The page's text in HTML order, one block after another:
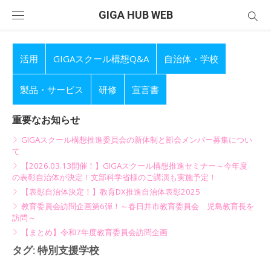
GIGA HUB WEB
活用 GIGAスクール構想Q&A 自治体・学校
製品・サービス 研修 宣言書
重要なお知らせ
GIGAスクール構想推進委員会の新体制と部会メンバー募集につい
て
【2026.03.13開催！】GIGAスクール構想推進セミナー～今年度
の表彰自治体が決定！文部科学省様のご講演も実施予定！
【表彰自治体決定！】教育DX推進自治体表彰2025
教育委員会訪問企画第6弾！～春日井市教育委員会 児島教育長を
訪問～
【まとめ】令和7年度教育委員会訪問企画
タグ: 特別支援学校